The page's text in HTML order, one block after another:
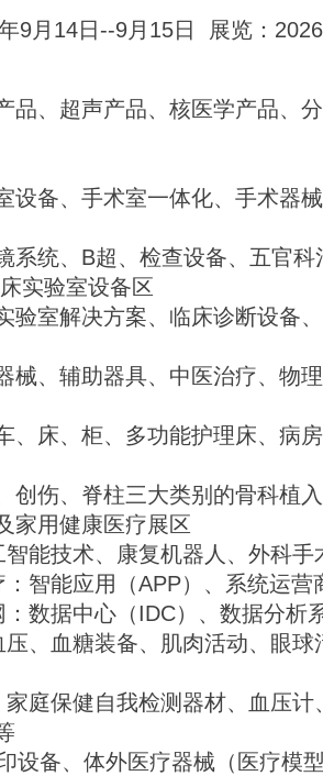
9月14日--9月15日 展览：
品、超声产品、核医学产品、
设备、手术室一体化、手术器
系统、B超、检查设备、五官
实验室设备区
验室解决方案、临床诊断设备
械、辅助器具、中医治疗、物